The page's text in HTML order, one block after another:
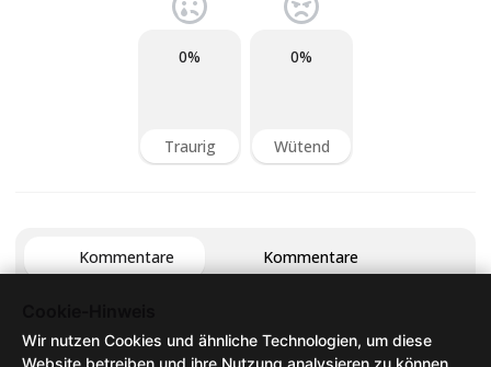
0%
Traurig
0%
Wütend
Kommentare Kommentare
Wir nutzen Cookies und ähnliche Technologien, um diese
Website betreiben und ihre Nutzung analysieren zu können